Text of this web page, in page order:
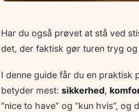
Har du også prøvet at stå ved
det, der faktisk gør turen tryg og
I denne guide får du en praktisk
betyder mest: sikkerhed,
“nice to have” og “kun hvis”,